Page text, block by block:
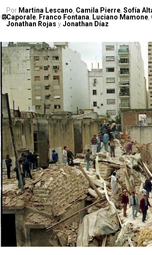
Por Martina Lescano, Camila Pierre, Sofía
Caporale, Franco Fontana, Luciano Mamone,
Jonathan Rojas yJonathan Díaz